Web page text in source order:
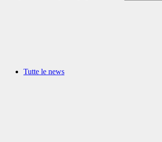
Tutte le news